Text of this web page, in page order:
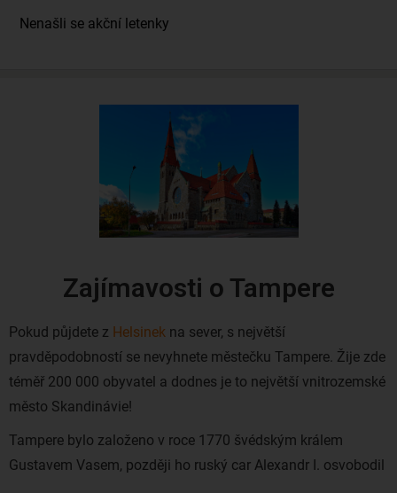
Zajímavosti o Tampere
Pokud půjdete z Helsinek na sever, s největší
pravděpodobností se nevyhnete městečku Tampere. Žije zde
téměř 200 000 obyvatel a dodnes je to největší vnitrozemské
město Skandinávie!
Tampere bylo založeno v roce 1770 švédským králem
Gustavem Vasem, později ho ruský car Alexandr I. osvobodil